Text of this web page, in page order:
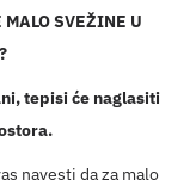
SVEŽINE U
tepisi će naglasiti
navesti da za malo